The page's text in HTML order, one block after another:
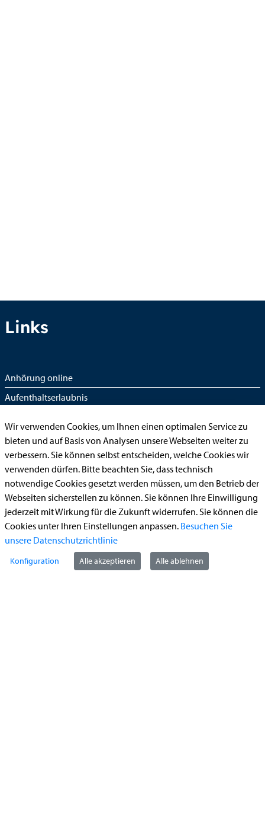
Links
Anhörung online
Aufenthaltserlaubnis
Begleitetes Fahren ab 17 (Erstantrag)
Führerschein (Umtausch)
Reiterplakette (Verlängerungsantrag online)
Ummeldung zugelassenes Fahrzeug
Kontakt
Wir verwenden Cookies, um Ihnen einen optimalen Service zu
bieten und auf Basis von Analysen unsere Webseiten weiter zu
verbessern. Sie können selbst entscheiden, welche Cookies wir
verwenden dürfen. Bitte beachten Sie, dass technisch
notwendige Cookies gesetzt werden müssen, um den Betrieb der
Webseiten sicherstellen zu können. Sie können Ihre Einwilligung
jederzeit mit Wirkung für die Zukunft widerrufen. Sie können die
Cookies unter Ihren Einstellungen anpassen. Besuchen Sie
unsere Datenschutzrichtlinie
Konfiguration Alle akzeptieren Alle ablehnen